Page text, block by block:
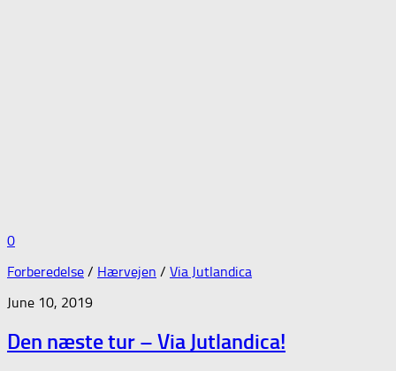
0
Forberedelse / Hærvejen / Via Jutlandica
June 10, 2019
Den næste tur – Via Jutlandica!